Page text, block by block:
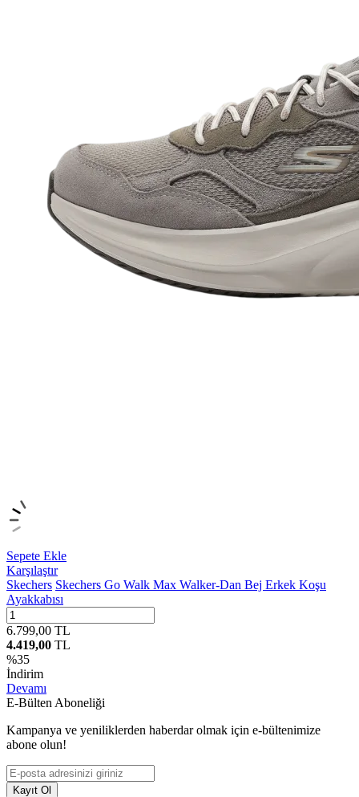
Sepete Ekle
Karşılaştır
Skechers Skechers Go Walk Max Walker-Dan Bej Erkek Koşu
Ayakkabısı
6.799,00 TL
4.419,00 TL
%35
İndirim
Devamı
E-Bülten Aboneliği
Kampanya ve yeniliklerden haberdar olmak için e-bültenimize
abone olun!
Kayıt Ol